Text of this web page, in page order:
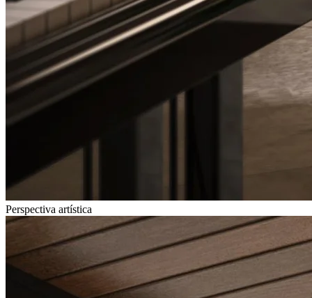
Perspectiva artística